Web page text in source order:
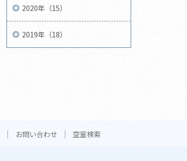
2020年（15）
2019年（18）
お問い合わせ 空室検索